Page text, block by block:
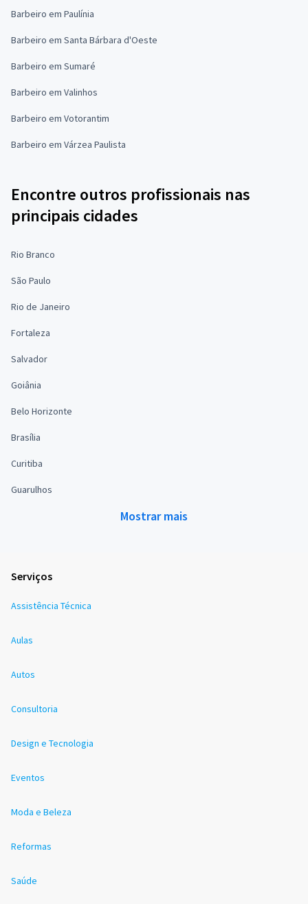
Barbeiro em Paulínia
Barbeiro em Santa Bárbara d'Oeste
Barbeiro em Sumaré
Barbeiro em Valinhos
Barbeiro em Votorantim
Barbeiro em Várzea Paulista
Encontre outros profissionais nas
principais cidades
Rio Branco
São Paulo
Rio de Janeiro
Fortaleza
Salvador
Goiânia
Belo Horizonte
Brasília
Curitiba
Guarulhos
Mostrar mais
Serviços
Assistência Técnica
Aulas
Autos
Consultoria
Design e Tecnologia
Eventos
Moda e Beleza
Reformas
Saúde